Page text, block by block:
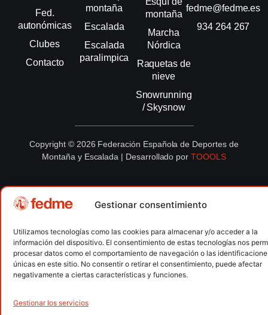
Gestionar consentimiento
Utilizamos tecnologías como las cookies para almacenar y/o acceder a la
información del dispositivo. El consentimiento de estas tecnologías nos
procesar datos como el comportamiento de navegación o las
únicas en este sitio. No consentir o retirar el consentimiento, puede afectar
negativamente a ciertas características y funciones.
Gestionar los servicios
Fed.
autonómicas
Clubes
Contacto
montaña
Escalada
Escalada
paralimpica
montaña
Marcha
Nórdica
Raquetas de
nieve
Snowrunning
/ Skysnow
fedme@fedme.es
934 264 267
Copyright © 2026 Federación Española de Deportes de
Montaña y Escalada | Desarrollado porTOOOLS
Aviso LegalPolítica de CookiesPolítica de Privacidad
Política de Privacidad APPAccesibilidad